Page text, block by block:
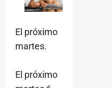
El próximo
martes.
El próximo